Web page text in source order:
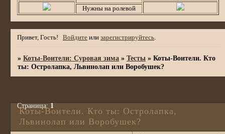
Нужны на ролевой
Привет, Гость! Войдите илизарегистрируйтесь.
»Коты-Воители: Суровая зима »Тесты »Коты-Воители. Кто
ты: Остролапка, Львинолап или Воробушек?
Коты-Воители. Кто ты: Остролапка,
Львинолап или Воробушек?
Страница:1